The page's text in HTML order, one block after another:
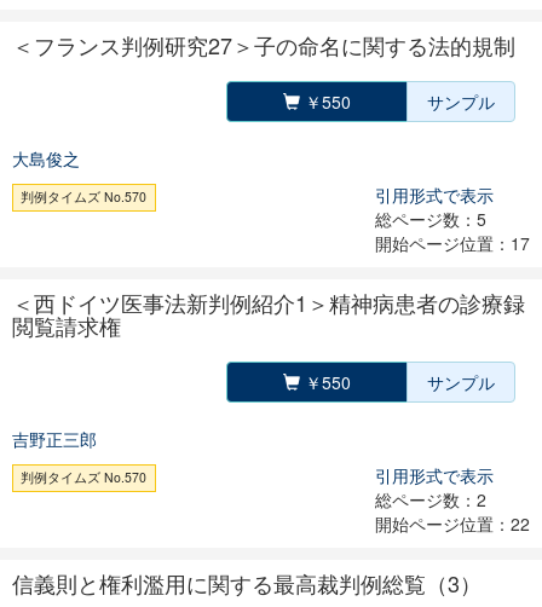
＜フランス判例研究27＞子の命名に関する法的規制
￥550 サンプル
大島俊之
判例タイムズ No.570
引用形式で表示
総ページ数：5
開始ページ位置：17
＜西ドイツ医事法新判例紹介1＞精神病患者の診療録
閲覧請求権
￥550 サンプル
吉野正三郎
判例タイムズ No.570
引用形式で表示
総ページ数：2
開始ページ位置：22
信義則と権利濫用に関する最高裁判例総覧（3）